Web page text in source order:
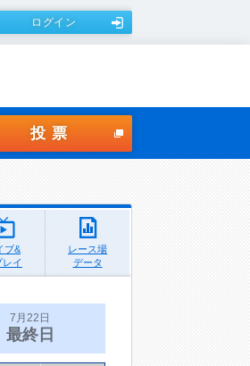
ログイン
投票
ブ&
レイ
レース場
データ
7月22日
最終日